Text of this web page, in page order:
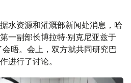
水资源和灌溉部新闻处消息，哈
一副部长博拉特·别克尼亚兹于
晤。会上，双方就共同研究巴
进行了讨论。